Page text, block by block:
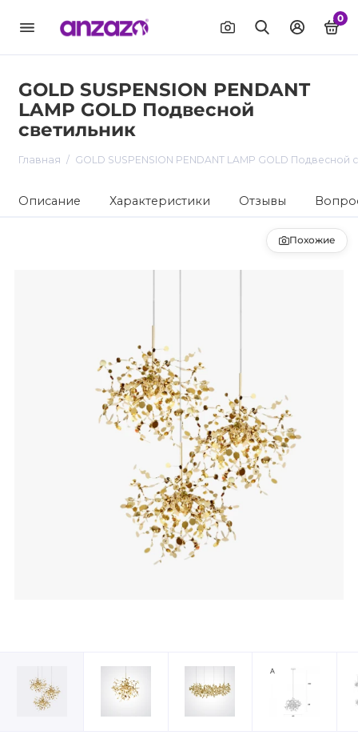
0
GOLD SUSPENSION PENDANT
LAMP GOLD Подвесной
светильник
Главная GOLD SUSPENSION PENDANT LAMP GOLD Подвесной
Описание Характеристики Отзывы
Похожие